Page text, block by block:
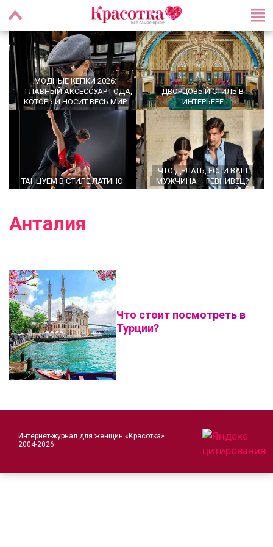
МОДНЫЕ КЕПКИ 2026:
ГЛАВНЫЙ АКСЕССУАР ГОДА,
КОТОРЫЙ НОСИТ ВЕСЬ МИР
ДВОРЦОВЫЙ СТИЛЬ В
ИНТЕРЬЕРЕ
ТАНЦУЕМ В СТИЛЕ ЛАТИНО
ЧТО ДЕЛАТЬ, ЕСЛИ ВАШ
МУЖЧИНА – РЕВНИВЕЦ?
Анталия
Что стоит посмотреть в
Турции?
Интернет-журнал для женщин «Красотка»
2004-2026